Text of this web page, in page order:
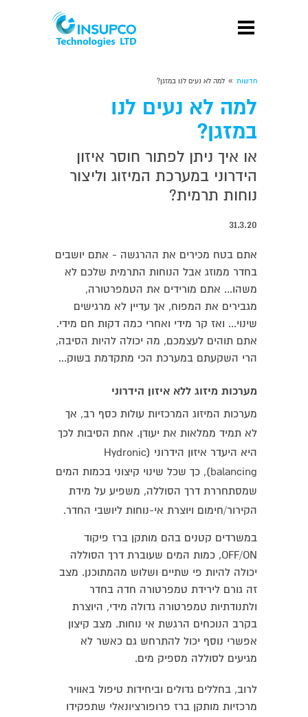
חדשות » למה לא נעים לנו במזגן?
למה לא נעים לנו
במזגן?
או איך ניתן לפתור חוסר איזון
הידרוני במערכת המיזוג וליצור
נוחות תרמית?
31.3.20
אתם בטח מכירים את ההרגשה - אתם יושבים
בחדר ממוזג אבל הנוחות התרמית שלכם לא
משהו... אתם מורידים את הטמפרטורה,
מגבירים את המפוח, אך עדיין לא מרגישים
שינוי... ואז קר מידי ואחרי כמה דקות חם מידי.
אתם תוהים לעצמכם, מה יכולה להיות הסיבה,
הרי השקעתם במערכת הכי מתקדמת בשוק...
מערכות מיזוג ללא איזון הידרוני
מערכות המיזוג המרכזיות עולות כסף רב, אך
לא תמיד ממלאות את יעודן. אחת הסיבות לכך
היא היעדר איזון הידרוני (Hydronic
balancing), כך שכל שינוי קיצוני בכמות המים
שמסתחררת דרך הסוללה, משפיע על מידת
הקירור/חימום ויוצרת אי-נוחות ליושבי החדר.
במשרדים קטנים בהם מותקן ברז פיקוד
OFF/ON, כמות המים שעוברת דרך הסוללה
יכולה להיות פי שתיים ושלוש מהמתוכנן. מצב
זה גורם לירידת טמפרטורה חדה בחדר
ולתנודתיות טמפרטורה גדולה מידי, היוצרת
בקרב הנוכחים הרגשת אי נוחות. מצב קיצון
אפשרי נוסף יכול להתרחש גם כאשר לא
מגיעים לסוללה מספיק מים.
לרוב, בחללים גדולים וביחידות טיפול באוויר
מרכזיות מותקן ברז פרופורציונאלי שתפקידו